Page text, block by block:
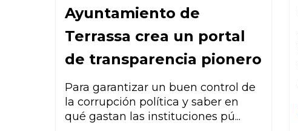
Ayuntamiento de
Terrassa crea un portal
de transparencia pionero
Para garantizar un buen control de
la corrupción política y saber en
qué gastan las instituciones pú...